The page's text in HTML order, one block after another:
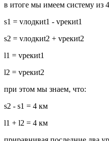
в итоге мы имеем систему из
s1 = vлодкиt1 - vрекиt1
s2 = vлодкиt2 + vрекиt2
l1 = vрекиt1
l2 = vрекиt2
при этом мы знаем, что:
s2 - s1 = 4 км
l1 + l2 = 4 км